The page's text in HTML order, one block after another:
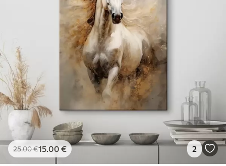
25.00€15.00 € 2